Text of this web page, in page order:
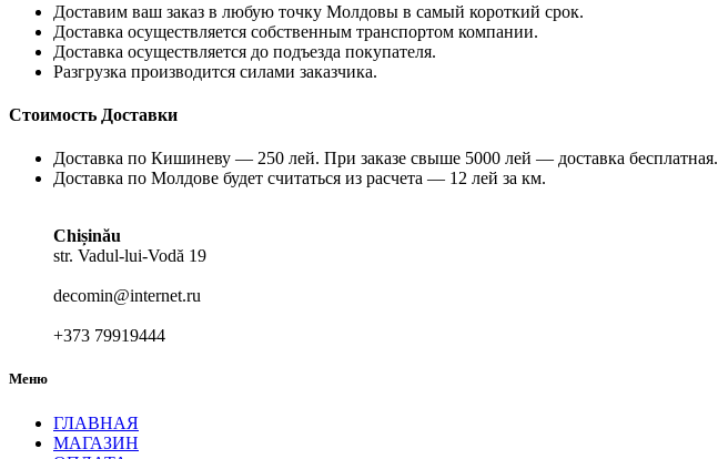
Доставим ваш заказ в любую точку Молдовы в самый короткий срок.
Доставка осуществляется собственным транспортом компании.
Доставка осуществляется до подъезда покупателя.
Разгрузка производится силами заказчика.
Стоимость Доставки
Доставка по Кишиневу — 250 лей. При заказе свыше 5000 лей — доставка бесплатная.
Доставка по Молдове будет считаться из расчета — 12 лей за км.
Chișinău
str. Vadul-lui-Vodă 19
decomin@internet.ru
+373 79919444
Меню
ГЛАВНАЯ
МАГАЗИН